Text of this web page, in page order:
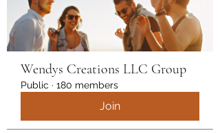
Wendys Creations LLC Group
Public · 180 members
Join